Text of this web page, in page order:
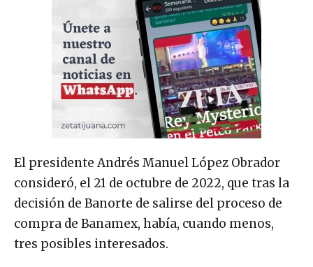
El presidente Andrés Manuel López Obrador
consideró, el 21 de octubre de 2022, que tras la
decisión de Banorte de salirse del proceso de
compra de Banamex, había, cuando menos,
tres posibles interesados.